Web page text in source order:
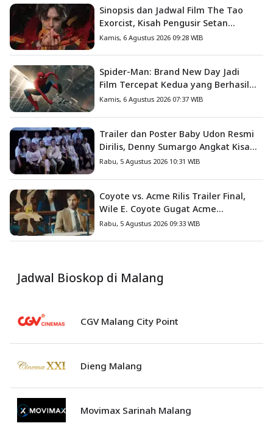
Sinopsis dan Jadwal Film The Tao
Exorcist, Kisah Pengusir Setan
Melawan Kutukan Mematikan
Kamis, 6 Agustus 2026 09:28 WIB
Spider-Man: Brand New Day Jadi
Film Tercepat Kedua yang Berhasil
Tembus US$1 Miliar
Kamis, 6 Agustus 2026 07:37 WIB
Trailer dan Poster Baby Udon Resmi
Dirilis, Denny Sumargo Angkat Kisah
Nyata Fanny Kondoh
Rabu, 5 Agustus 2026 10:31 WIB
Coyote vs. Acme Rilis Trailer Final,
Wile E. Coyote Gugat Acme
Corporation ke Pengadilan
Rabu, 5 Agustus 2026 09:33 WIB
Jadwal Bioskop di Malang
CGV Malang City Point
Dieng Malang
Movimax Sarinah Malang